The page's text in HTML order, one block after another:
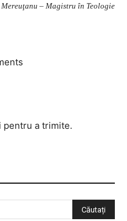
– Magistru în Teologie
pentru a trimite.